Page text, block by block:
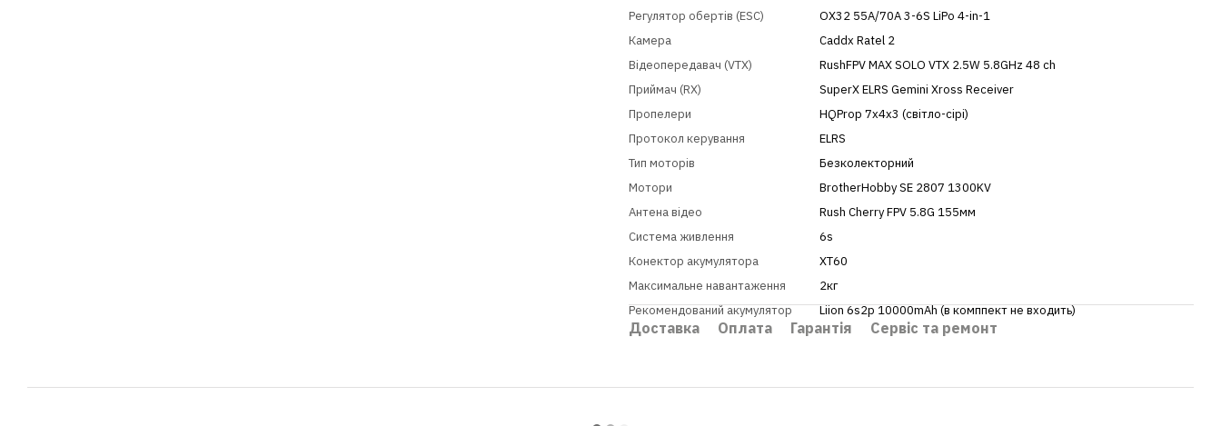
Регулятор обертів (ESC)
OX32 55A/70A 3-6S LiPo 4-in-1
Камера
Caddx Ratel 2
Відеопередавач (VTX)
RushFPV MAX SOLO VTX 2.5W 5.8GHz 48 ch
Приймач (RX)
SuperX ELRS Gemini Xross Receiver
Пропелери
HQProp 7x4x3 (світло-сірі)
Протокол керування
ELRS
Тип моторів
Безколекторний
Мотори
BrotherHobby SE 2807 1300KV
Антена відео
Rush Cherry FPV 5.8G 155мм
Система живлення
6s
Конектор акумулятора
XT60
Максимальне навантаження
2кг
Рекомендований акумулятор
Liion 6s2p 10000mAh (в комппект не входить)
Доставка Оплата Гарантія Сервіс та ремонт